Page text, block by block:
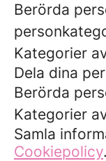
Berörda
Kategorier
Dela dina
Berörda
Kategorier
Samla
Cookiepolicy.